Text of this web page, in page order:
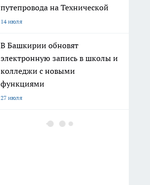
путепровода на Технической
14 июля
В Башкирии обновят
электронную запись в школы и
колледжи с новыми
функциями
27 июля
Башкортостан вошел в число